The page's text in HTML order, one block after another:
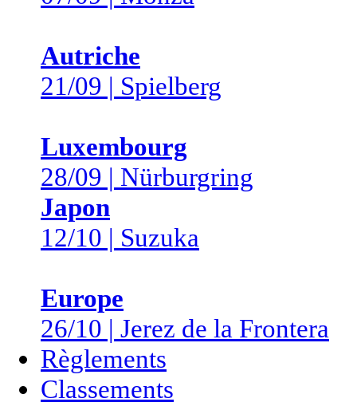
Autriche
21/09 | Spielberg
Luxembourg
28/09 | Nürburgring
Japon
12/10 | Suzuka
Europe
26/10 | Jerez de la Frontera
Règlements
Classements